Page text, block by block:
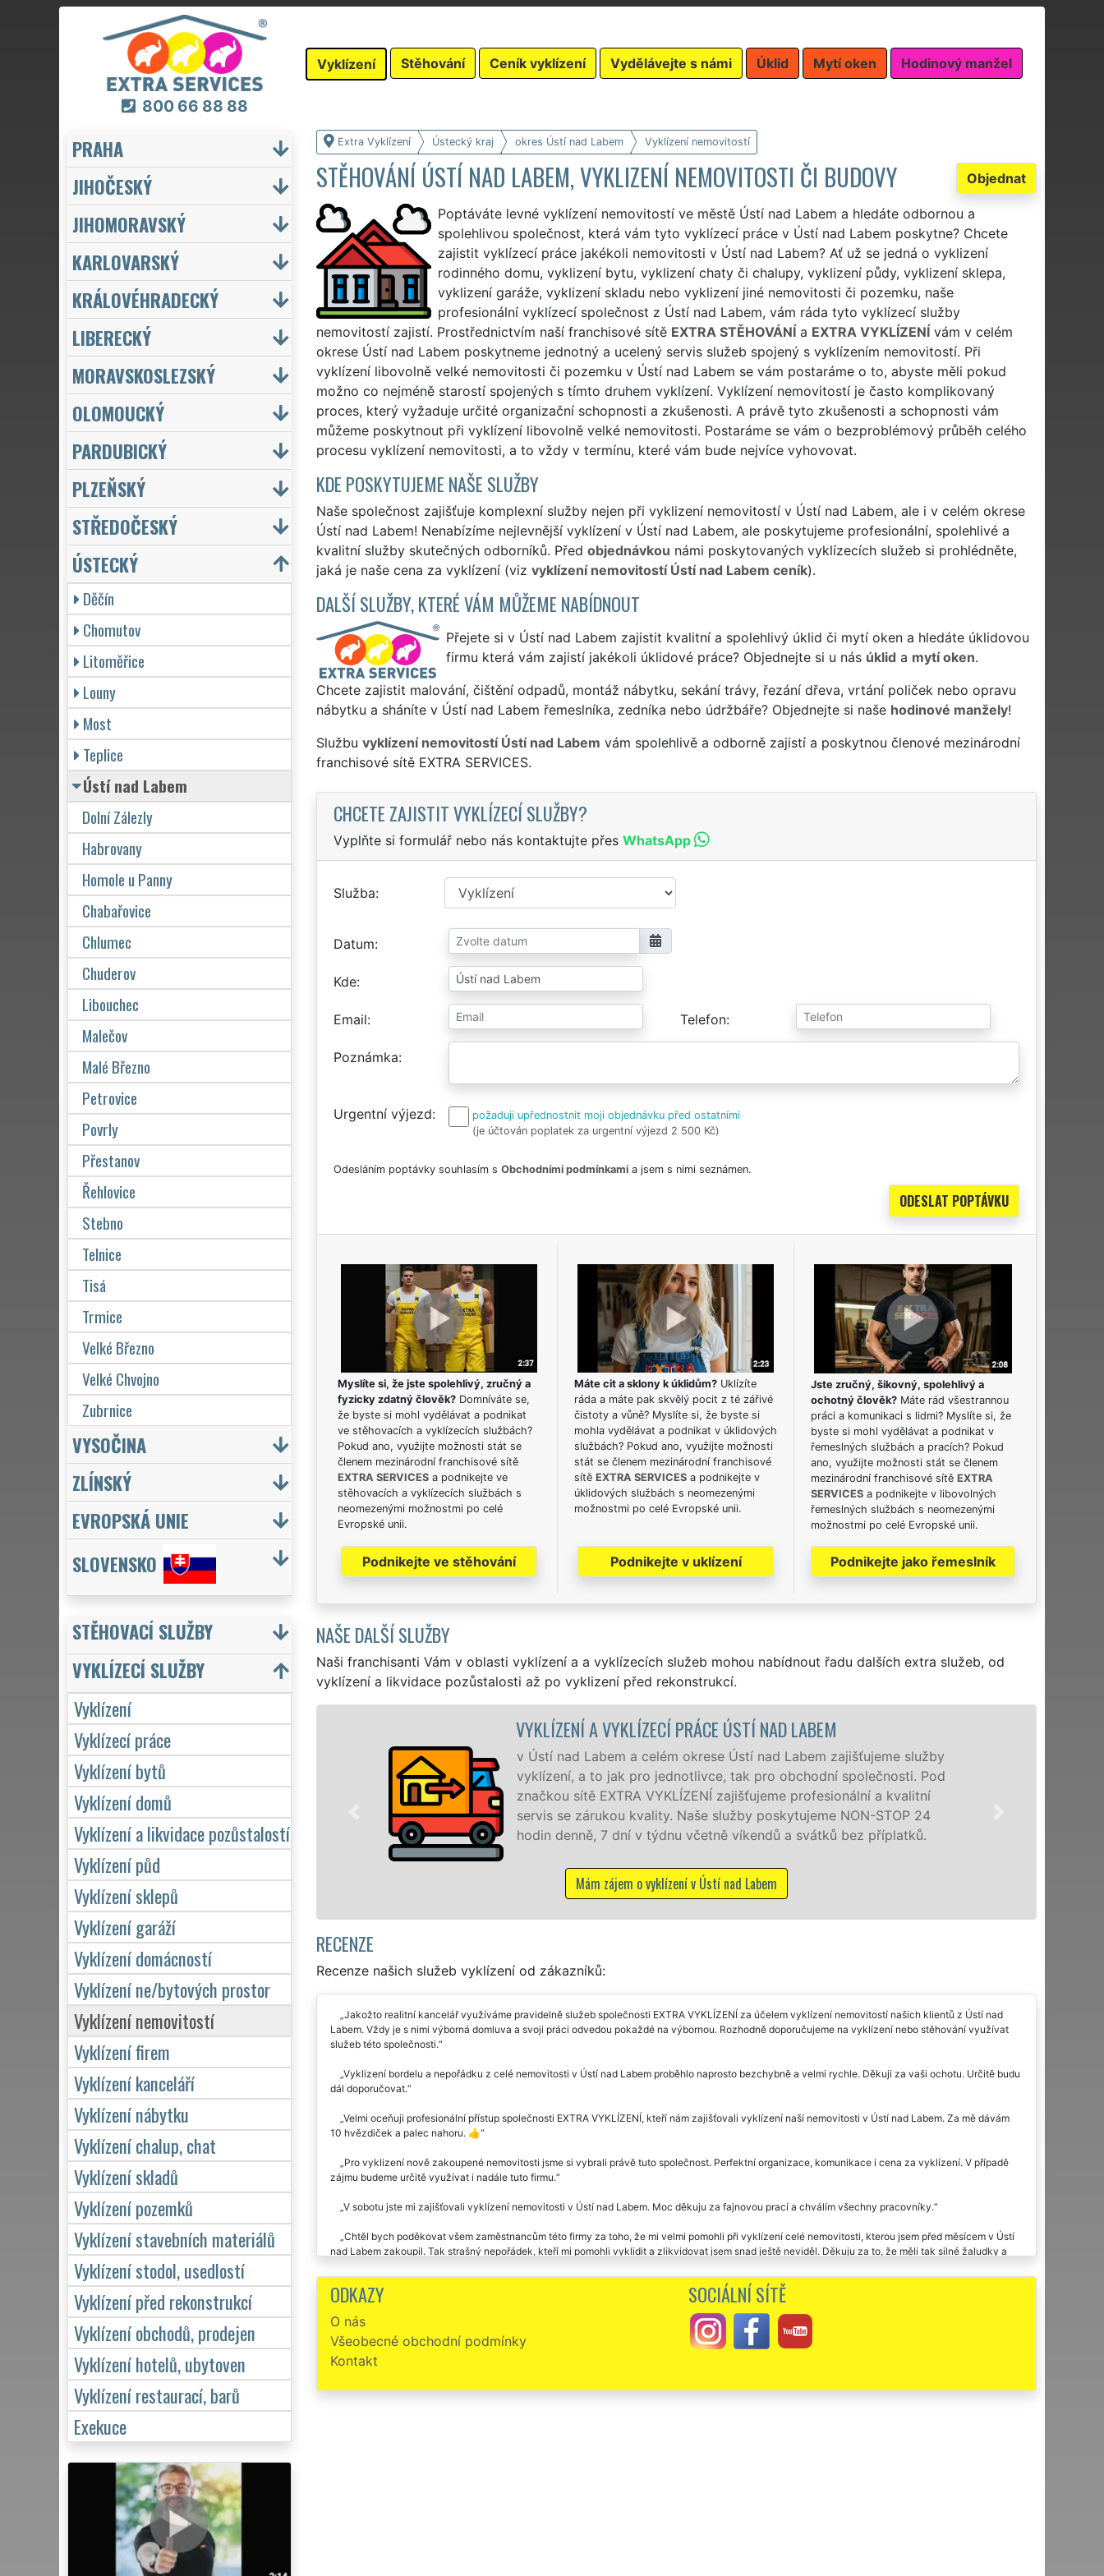
800 66 88 88
Vyklízení Stěhování Ceník vyklízení Vydělávejte s námi Úklid Mytí oken Hodinový manžel
Extra Vyklízení Ústecký kraj okres Ústí nad Labem Vyklízení nemovitostí
Objednat
STĚHOVÁNÍ ÚSTÍ NAD LABEM, VYKLIZENÍ NEMOVITOSTI ČI BUDOVY
Poptáváte levné vyklízení nemovitostí ve městě Ústí nad Labem a hledáte odbornou a
spolehlivou společnost, která vám tyto vyklízecí práce v Ústí nad Labem poskytne? Chcete
zajistit vyklízecí práce jakékoli nemovitosti v Ústí nad Labem? Ať už se jedná o vyklizení
rodinného domu, vyklizení bytu, vyklizení chaty či chalupy, vyklizení půdy, vyklizení sklepa,
vyklizení garáže, vyklizení skladu nebo vyklizení jiné nemovitosti či pozemku, naše
profesionální vyklízecí společnost z Ústí nad Labem, vám ráda tyto vyklízecí služby
nemovitostí zajistí. Prostřednictvím naší franchisové sítě EXTRA STĚHOVÁNÍa EXTRA VYKLÍZENÍvám v celém
okrese Ústí nad Labem poskytneme jednotný a ucelený servis služeb spojený s vyklízením nemovitostí. Při
vyklízení libovolně velké nemovitosti či pozemku v Ústí nad Labem se vám postaráme o to, abyste měli pokud
možno co nejméně starostí spojených s tímto druhem vyklízení. Vyklízení nemovitostí je často komplikovaný
proces, který vyžaduje určité organizační schopnosti a zkušenosti. A právě tyto zkušenosti a schopnosti vám
můžeme poskytnout při vyklízení libovolně velké nemovitosti. Postaráme se vám o bezproblémový průběh celého
procesu vyklízení nemovitosti, a to vždy v termínu, které vám bude nejvíce vyhovovat.
KDE POSKYTUJEME NAŠE SLUŽBY
Naše společnost zajišťuje komplexní služby nejen při vyklizení nemovitostí v Ústí nad Labem, ale i v celém okrese
Ústí nad Labem! Nenabízíme nejlevnější vyklízení v Ústí nad Labem, ale poskytujeme profesionální, spolehlivé a
kvalitní služby skutečných odborníků. Před objednávkou námi poskytovaných vyklízecích služeb si prohlédněte,
jaká je naše cena za vyklízení (viz vyklízení nemovitostí Ústí nad Labem ceník).
DALŠÍ SLUŽBY, KTERÉ VÁM MŮŽEME NABÍDNOUT
Přejete si v Ústí nad Labem zajistit kvalitní a spolehlivý úklid či mytí oken a hledáte úklidovou
firmu která vám zajistí jakékoli úklidové práce? Objednejte si u nás úklid a mytí oken.
Chcete zajistit malování, čištění odpadů, montáž nábytku, sekání trávy, řezání dřeva, vrtání poliček nebo opravu
nábytku a sháníte v Ústí nad Labem řemeslníka, zedníka nebo údržbáře? Objednejte si naše hodinové manžely!
Službu vyklízení nemovitostí Ústí nad Labem vám spolehlivě a odborně zajistí a poskytnou členové mezinárodní
franchisové sítě EXTRA SERVICES.
CHCETE ZAJISTIT VYKLÍZECÍ SLUŽBY?
Vyplňte si formulář nebo nás kontaktujte přes WhatsApp
Služba
Datum
Kde
Email Telefon
Poznámka
Urgentní výjezd
požaduji upřednostnit moji objednávku před ostatními
(je účtován poplatek za urgentní výjezd 2 500 Kč)
Odesláním poptávky souhlasím s Obchodními podmínkamia jsem s nimi seznámen.
Myslíte si, že jste spolehlivý, zručný a
fyzicky zdatný člověk?Domníváte se,
že byste si mohl vydělávat a podnikat
ve stěhovacích a vyklízecích službách?
Pokud ano, využijte možnosti stát se
členem mezinárodní franchisové sítě
EXTRA SERVICESa podnikejte ve
stěhovacích a vyklízecích službách s
neomezenými možnostmi po celé
Evropské unii.
Podnikejte ve stěhování
Máte cit a sklony k úklidům?Uklízíte
ráda a máte pak skvělý pocit z té zářivé
čistoty a vůně? Myslíte si, že byste si
mohla vydělávat a podnikat v úklidových
službách? Pokud ano, využijte možnosti
stát se členem mezinárodní franchisové
sítě EXTRA SERVICESa podnikejte v
úklidových službách s neomezenými
možnostmi po celé Evropské unii.
Podnikejte v uklízení
Jste zručný, šikovný, spolehlivý a
ochotný člověk? Máte rád všestrannou
práci a komunikaci s lidmi? Myslíte si, že
byste si mohl vydělávat a podnikat v
řemeslných službách a pracích? Pokud
ano, využijte možnosti stát se členem
mezinárodní franchisové sítě EXTRA
SERVICES a podnikejte v libovolných
řemeslných službách s neomezenými
možnostmi po celé Evropské unii.
Podnikejte jako řemeslník
NAŠE DALŠÍ SLUŽBY
Naši franchisanti Vám v oblasti vyklízení a a vyklízecích služeb mohou nabídnout řadu dalších extra služeb, od
vyklízení a likvidace pozůstalosti až po vyklizení před rekonstrukcí.
VYKLÍZENÍ A VYKLÍZECÍ PRÁCE ÚSTÍ NAD LABEM
v Ústí nad Labem a celém okrese Ústí nad Labem zajišťujeme služby
vyklízení, a to jak pro jednotlivce, tak pro obchodní společnosti. Pod
značkou sítě EXTRA VYKLÍZENÍ zajišťujeme profesionální a kvalitní
servis se zárukou kvality. Naše služby poskytujeme NON-STOP 24
hodin denně, 7 dní v týdnu včetně víkendů a svátků bez příplatků.
Mám zájem o vyklízení v Ústí nad Labem
Společnost EXTRA
poboček levné, přesto
Labem a okolí. Poskytujeme
osobám se zárukou kvalitně
příplatků.
RECENZE
Recenze našich služeb vyklízení od zákazníků:
Jakožto realitní kancelář využíváme pravidelně služeb společnosti EXTRA VYKLÍZENÍ za účelem vyklízení nemovitostí našich klientů z Ústí nad
Labem. Vždy je s nimi výborná domluva a svoji práci odvedou pokaždé na výbornou. Rozhodně doporučujeme na vyklízení nebo stěhování využívat
služeb této společnosti.
Vyklizení bordelu a nepořádku z celé nemovitosti v Ústí nad Labem proběhlo naprosto bezchybně a velmi rychle. Děkuji za vaši ochotu. Určitě budu
dál doporučovat.
Velmi oceňuji profesionální přístup společnosti EXTRA VYKLÍZENÍ, kteří nám zajišťovali vyklízení naší nemovitosti v Ústí nad Labem. Za mě dávám
10 hvězdiček a palec nahoru. 👍
Pro vyklizení nově zakoupené nemovitosti jsme si vybrali právě tuto společnost. Perfektní organizace, komunikace i cena za vyklízení. V případě
zájmu budeme určitě využívat i nadále tuto firmu.
V sobotu jste mi zajišťovali vyklízení nemovitosti v Ústí nad Labem. Moc děkuju za fajnovou prací a chválím všechny pracovníky.
Chtěl bych poděkovat všem zaměstnancům této firmy za toho, že mi velmi pomohli při vyklízení celé nemovitosti, kterou jsem před měsícem v Ústí
nad Labem zakoupil. Tak strašný nepořádek, kteří mi pomohli vyklidit a zlikvidovat jsem snad ještě neviděl. Děkuju za to, že měli tak silné žaludky a
Na internetu jsem si našla firmu EXTRA VYKLÍZENÍExtra vyklízení a objednala jsem si u nich vyklízení naší nemovitosti v Ústí nad Labem. Jsem velmi
ODKAZY
O nás
Všeobecné obchodní podmínky
Kontakt
SOCIÁLNÍ SÍTĚ
PRAHA
JIHOČESKÝ
JIHOMORAVSKÝ
KARLOVARSKÝ
KRÁLOVÉHRADECKÝ
LIBERECKÝ
MORAVSKOSLEZSKÝ
OLOMOUCKÝ
PARDUBICKÝ
PLZEŇSKÝ
STŘEDOČESKÝ
ÚSTECKÝ
Děčín
Chomutov
Litoměřice
Louny
Most
Teplice
Ústí nad Labem
Dolní Zálezly
Habrovany
Homole u Panny
Chabařovice
Chlumec
Chuderov
Libouchec
Malečov
Malé Březno
Petrovice
Povrly
Přestanov
Řehlovice
Stebno
Telnice
Tisá
Trmice
Velké Březno
Velké Chvojno
Zubrnice
VYSOČINA
ZLÍNSKÝ
EVROPSKÁ UNIE
SLOVENSKO
STĚHOVACÍ SLUŽBY
VYKLÍZECÍ SLUŽBY
Vyklízení
Vyklízecí práce
Vyklízení bytů
Vyklízení domů
Vyklízení a likvidace pozůstalostí
Vyklízení půd
Vyklízení sklepů
Vyklízení garáží
Vyklízení domácností
Vyklízení ne/bytových prostor
Vyklízení nemovitostí
Vyklízení firem
Vyklízení kanceláří
Vyklízení nábytku
Vyklízení chalup, chat
Vyklízení skladů
Vyklízení pozemků
Vyklízení stavebních materiálů
Vyklízení stodol, usedlostí
Vyklízení před rekonstrukcí
Vyklízení obchodů, prodejen
Vyklízení hotelů, ubytoven
Vyklízení restaurací, barů
Exekuce